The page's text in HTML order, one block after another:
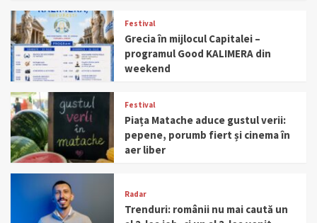
Festival
Grecia în mijlocul Capitalei –
programul Good KALIMERA din
weekend
Festival
Piața Matache aduce gustul verii:
pepene, porumb fiert și cinema în
aer liber
Radar
Trenduri: românii nu mai caută un